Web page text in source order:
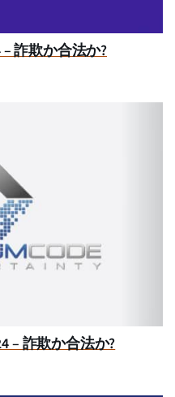
詐欺か合法か?
– 詐欺か合法か?